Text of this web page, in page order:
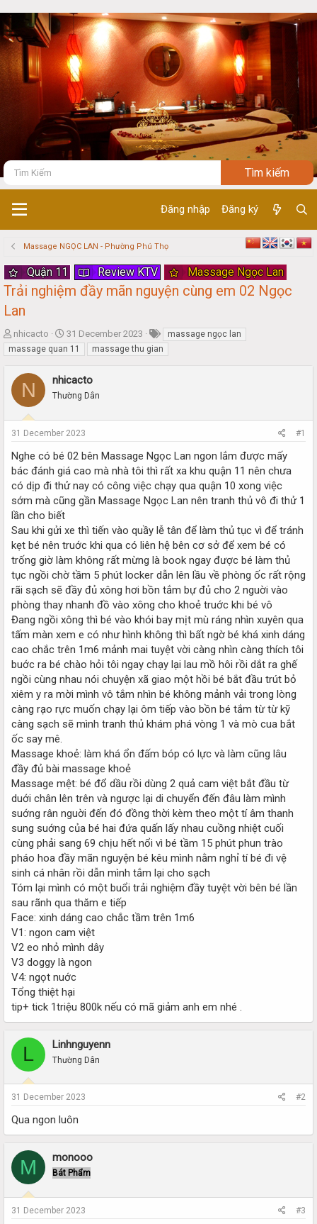
Đăng nhập Đăng ký
Massage NGỌC LAN - Phường Phú Thọ
Quận 11 Review KTV Massage Ngọc Lan
Trải nghiệm đầy mãn nguyện cùng em 02 Ngọc
Lan
T
h
r
a
d
t
a
t
e
r
nhicacto
S
t
a
t
d
t
e
31 December 2023
massage ngọc lan
massage quan 11
massage thu gian
N nhicacto
Thường Dân
31 December 2023 #1
Nghe có bé 02 bên Massage Ngọc Lan ngon lắm được mấy
bác đánh giá cao mà nhà tôi thì rất xa khu quận 11 nên chưa
có dịp đi thử nay có công việc chạy qua quận 10 xong việc
sớm mà cũng gần Massage Ngọc Lan nên tranh thủ vô đi thử 1
lần cho biết
Sau khi gửi xe thì tiến vào quầy lễ tân để làm thủ tục vì để tránh
kẹt bé nên truớc khi qua có liên hệ bên cơ sở để xem bé có
trống giờ làm không rất mừng là book ngay được bé làm thủ
tục ngồi chờ tầm 5 phút locker dẫn lên lầu về phòng ốc rất rộng
rãi sạch sẽ đầy đủ xông hơi bồn tắm bự đủ cho 2 nguời vào
phòng thay nhanh đồ vào xông cho khoẻ truớc khi bé vô
Đang ngồi xông thì bé vào khói bay mịt mù ráng nhìn xuyên qua
tấm màn xem e có như hình không thì bất ngờ bé khá xinh dáng
cao chắc trên 1m6 mảnh mai tuyệt vời càng nhìn càng thích tôi
buớc ra bé chào hỏi tôi ngay chạy lại lau mồ hôi rồi dắt ra ghế
ngồi cùng nhau nói chuyện xã giao một hồi bé bắt đầu trút bỏ
xiêm y ra mời mình vô tắm nhìn bé không mảnh vải trong lòng
càng rạo rực muốn chạy lại ôm tiếp vào bồn bé tắm từ từ kỹ
càng sạch sẽ mình tranh thủ khám phá vòng 1 và mò cua bắt
ốc say mê.
Massage khoẻ: làm khá ổn đấm bóp có lực và làm cũng lâu
đầy đủ bài massage khoẻ
Massage mệt: bé đổ dầu rồi dùng 2 quả cam việt bắt đầu từ
duới chân lên trên và ngược lại di chuyển đến đâu làm mình
suớng rân nguời đến đó đồng thời kèm theo một tí âm thanh
sung suớng của bé hai đứa quấn lấy nhau cuồng nhiệt cuối
cùng phải sang 69 chịu hết nổi vì bé tầm 15 phút phun trào
pháo hoa đầy mãn nguyện bé kêu mình nằm nghỉ tí bé đi vệ
sinh cá nhân rồi dẫn mình tắm lại cho sạch
Tóm lại mình có một buổi trải nghiệm đầy tuyệt vời bên bé lần
sau rãnh qua thăm e tiếp
Face: xinh dáng cao chắc tầm trên 1m6
V1: ngon cam việt
V2 eo nhỏ mình dây
V3 doggy là ngon
V4: ngọt nuớc
Tổng thiệt hại
tip+ tick 1triệu 800k nếu có mã giảm anh em nhé .
L Linhnguyenn
Thường Dân
31 December 2023 #2
Qua ngon luôn
M monooo
Bát Phẩm
31 December 2023 #3